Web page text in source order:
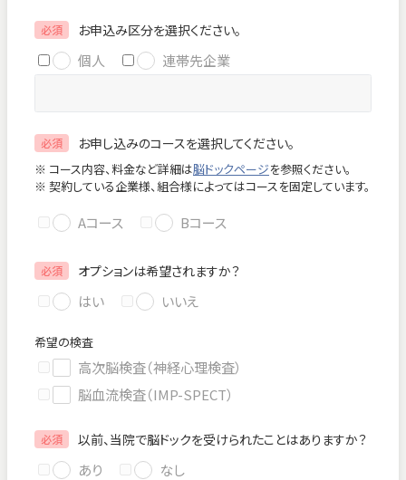
お電話
Close
必須 お申込み区分を選択ください。
個人 連帯先企業
必須 お申し込みのコースを選択してください。
※ コース内容、料金など詳細は脳ドックページを参照ください。
※ 契約している企業様、組合様によってはコースを固定しています。
Aコース Bコース
必須 オプションは希望されますか？
はい いいえ
希望の検査
高次脳検査（神経心理検査）
脳血流検査（IMP-SPECT）
必須 以前、当院で脳ドックを受けられたことはありますか？
あり なし